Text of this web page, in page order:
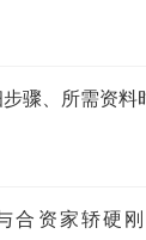
骤、所需资料
合资家轿硬